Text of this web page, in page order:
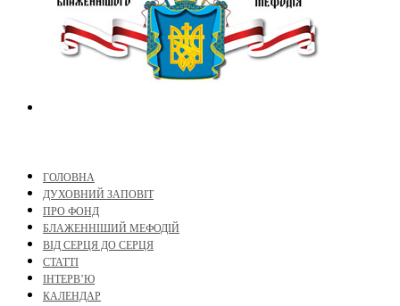
ГОЛОВНА
ДУХОВНИЙ ЗАПОВІТ
ПРО ФОНД
БЛАЖЕННІШИЙ МЕФОДІЙ
ВІД СЕРЦЯ ДО СЕРЦЯ
СТАТТІ
ІНТЕРВ’Ю
КАЛЕНДАР